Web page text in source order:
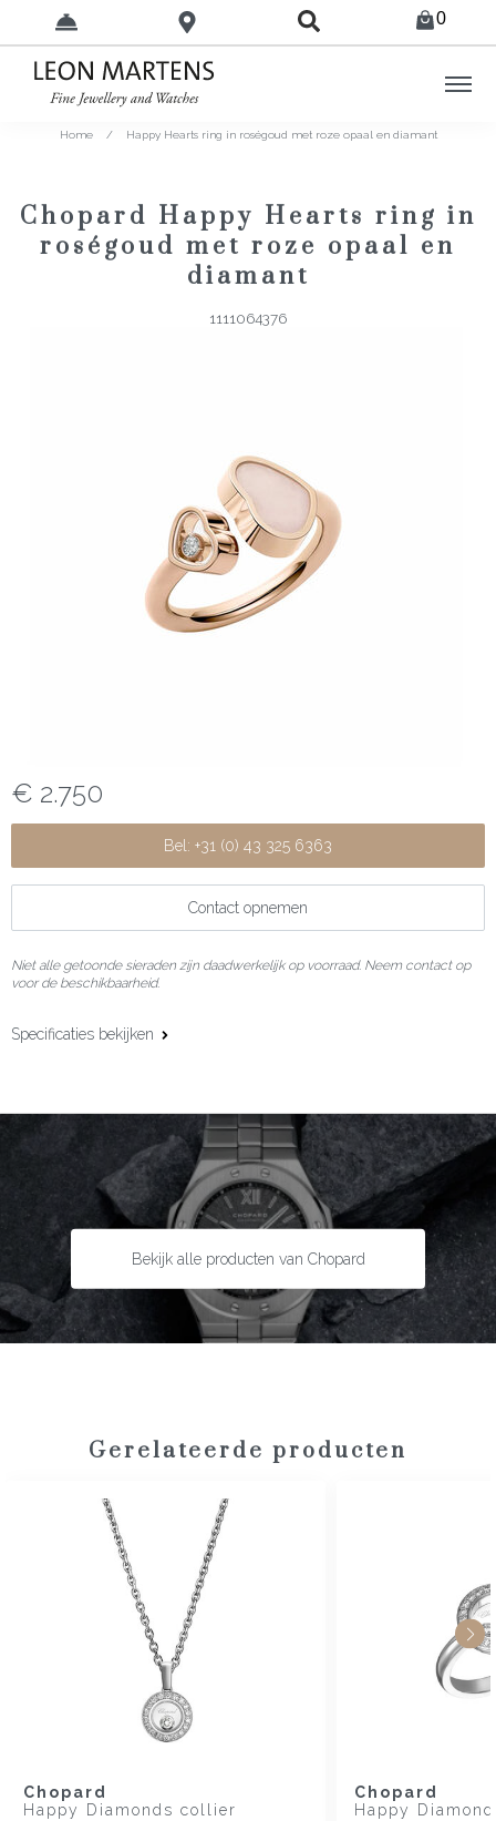
0
Home / Happy Hearts ring in roségoud met roze opaal en diamant
Chopard Happy Hearts ring in
roségoud met roze opaal en
diamant
1111064376
€ 2.750
Bel: +31 (0) 43 325 6363
Contact opnemen
Niet alle getoonde sieraden zijn daadwerkelijk op voorraad. Neem contact op
voor de beschikbaarheid.
Specificaties bekijken
Additioneel materiaal:
Opaal
Edelsteen:
Diamant
Briljant
Steengewicht:
0.05 ct
Bekijk alle producten van Chopard
Gerelateerde producten
Chopard
Happy Diamonds collier
Chopard
Happy